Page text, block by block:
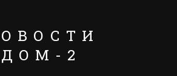
ДОМ-2